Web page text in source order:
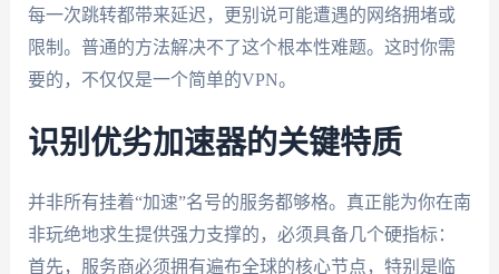
每一次跳转都带来延迟，更别说可能遭遇的网络拥堵或
限制。普通的方法解决不了这个根本性难题。这时你需
要的，不仅仅是一个简单的VPN。
识别优劣加速器的关键特质
并非所有挂着“加速”名号的服务都够格。真正能为你在南
非玩绝地求生提供强力支撑的，必须具备几个硬指标：
首先，服务商必须拥有遍布全球的核心节点，特别是临